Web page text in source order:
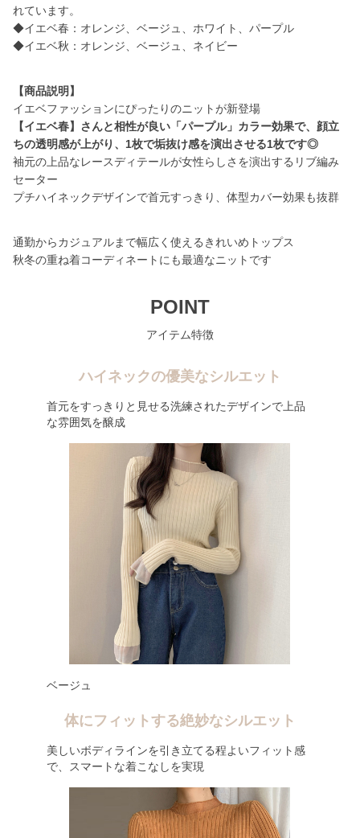
れています。
◆イエベ春：オレンジ、ベージュ、ホワイト、パープル
◆イエベ秋：オレンジ、ベージュ、ネイビー
【商品説明】
【イエベ春】さんと相性が良い「パープル」カラー効果で、顔立
ちの透明感が上がり、1枚で垢抜け感を演出させる1枚です◎
袖元の上品なレースディテールが女性らしさを演出するリブ編み
セーター
プチハイネックデザインで首元すっきり、体型カバー効果も抜群
通勤からカジュアルまで幅広く使えるきれいめトップス
秋冬の重ね着コーディネートにも最適なニットです
POINT
アイテム特徴
ハイネックの優美なシルエット
首元をすっきりと見せる洗練されたデザインで上品
な雰囲気を醸成
ベージュ
体にフィットする絶妙なシルエット
美しいボディラインを引き立てる程よいフィット感
で、スマートな着こなしを実現